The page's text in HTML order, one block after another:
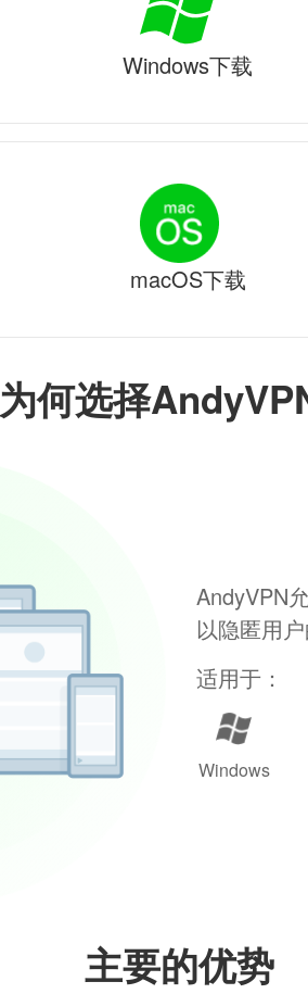
为何选择
AndyVPN
以隐匿用
适用于：
Windows
主要的优势
Windows下载
macOS下载